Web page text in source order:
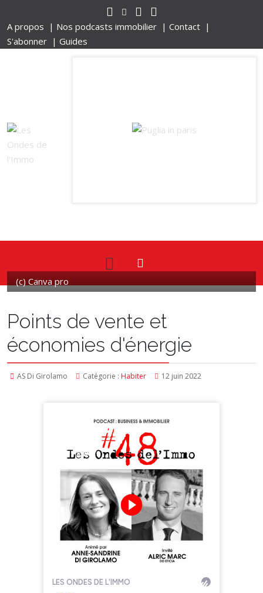
A propos | Nos podcasts immobilier | Contact |
S'abonner | Guides
(c) Canva pro
Points de vente et
économies d'énergie
AS Di Girolamo Catégorie : Habiter 12 juin 2022